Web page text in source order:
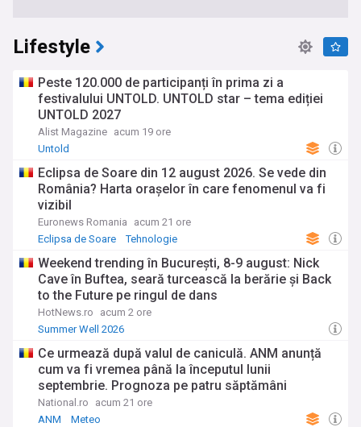
Lifestyle
Peste 120.000 de participanți în prima zi a
festivalului UNTOLD. UNTOLD star – tema ediției
UNTOLD 2027
Alist Magazine acum 19 ore
Untold
Eclipsa de Soare din 12 august 2026. Se vede din
România? Harta orașelor în care fenomenul va fi
vizibil
Euronews Romania
acum 21 ore
Eclipsa de Soare
Tehnologie
Weekend trending în București, 8-9 august: Nick
Cave în Buftea, seară turcească la berărie și Back
to the Future pe ringul de dans
HotNews.ro
acum 2 ore
Summer Well 2026
Ce urmează după valul de caniculă. ANM anunță
cum va fi vremea până la începutul lunii
septembrie. Prognoza pe patru săptămâni
National.ro
acum 21 ore
ANM
Meteo